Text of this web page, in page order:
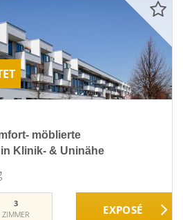
möblierte
Klinik- & Uninähe
3
ZIMMER